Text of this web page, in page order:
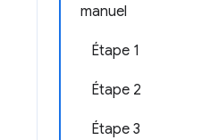
manuel
Étape 1
Étape 2
Étape 3